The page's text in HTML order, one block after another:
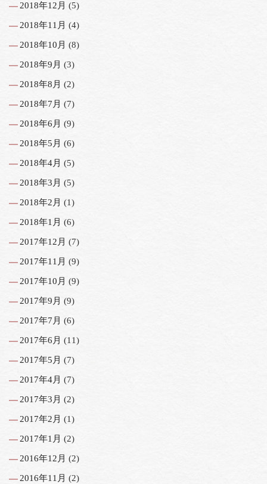
2018年12月 (5)
2018年11月 (4)
2018年10月 (8)
2018年9月 (3)
2018年8月 (2)
2018年7月 (7)
2018年6月 (9)
2018年5月 (6)
2018年4月 (5)
2018年3月 (5)
2018年2月 (1)
2018年1月 (6)
2017年12月 (7)
2017年11月 (9)
2017年10月 (9)
2017年9月 (9)
2017年7月 (6)
2017年6月 (11)
2017年5月 (7)
2017年4月 (7)
2017年3月 (2)
2017年2月 (1)
2017年1月 (2)
2016年12月 (2)
2016年11月 (2)